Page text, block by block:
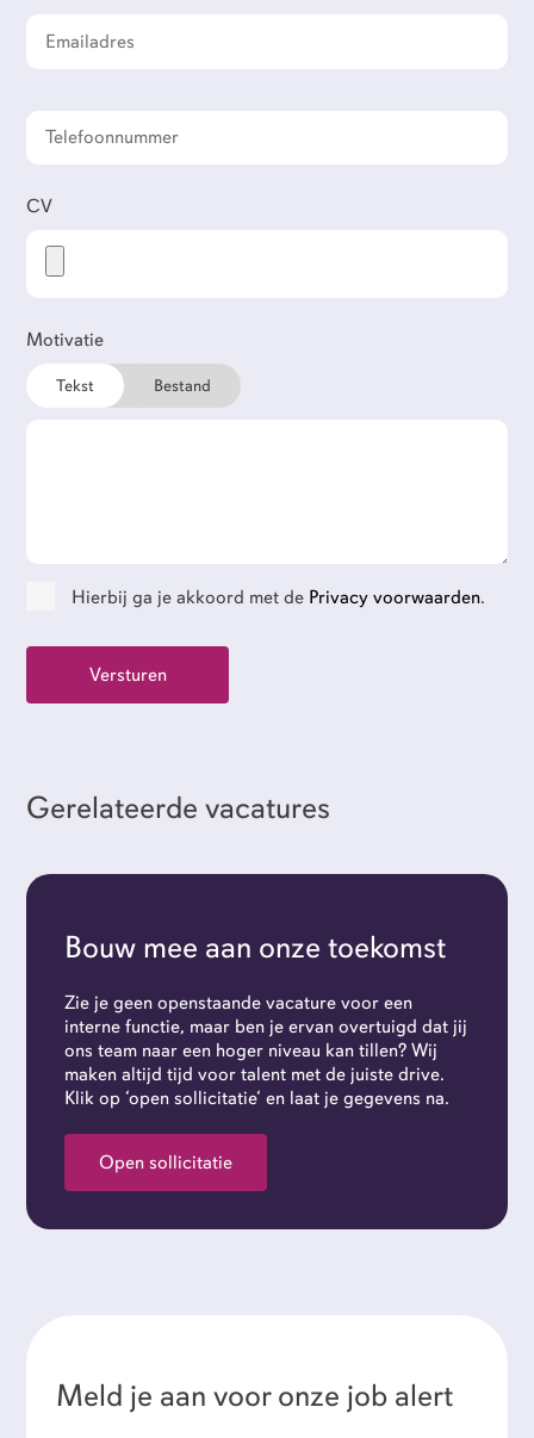
Werkgevers
Flexi-jobbers
GoFlexi portaal
CV
Motivatie
Tekst Bestand
Hierbij ga je akkoord met de Privacy voorwaarden.
Gerelateerde vacatures
Bouw mee aan onze toekomst
Zie je geen openstaande vacature voor een
interne functie, maar ben je ervan overtuigd dat jij
ons team naar een hoger niveau kan tillen? Wij
maken altijd tijd voor talent met de juiste drive.
Klik op ‘open sollicitatie‘ en laat je gegevens na.
Open sollicitatie
Meld je aan voor onze job alert